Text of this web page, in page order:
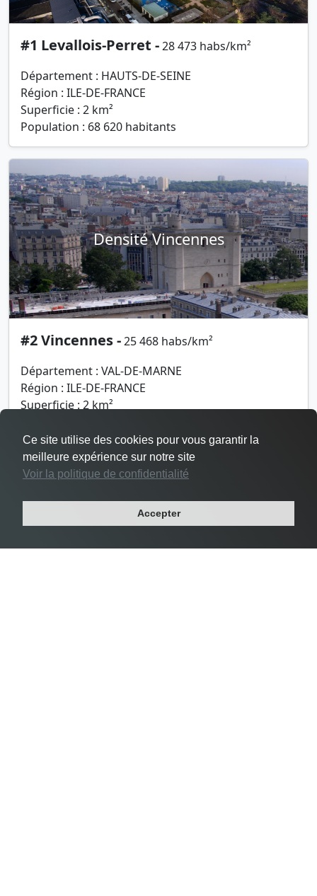
#1 Levallois-Perret -28 473 habs/km²
Département : HAUTS-DE-SEINE
Région : ILE-DE-FRANCE
Superficie : 2 km²
Population : 68 620 habitants
Densité Vincennes
#2 Vincennes -25 468 habs/km²
Département : VAL-DE-MARNE
Région : ILE-DE-FRANCE
Superficie : 2 km²
Ce site utilise des cookies pour vous garantir la
meilleure expérience sur notre site
Voir la politique de confidentialité
Accepter